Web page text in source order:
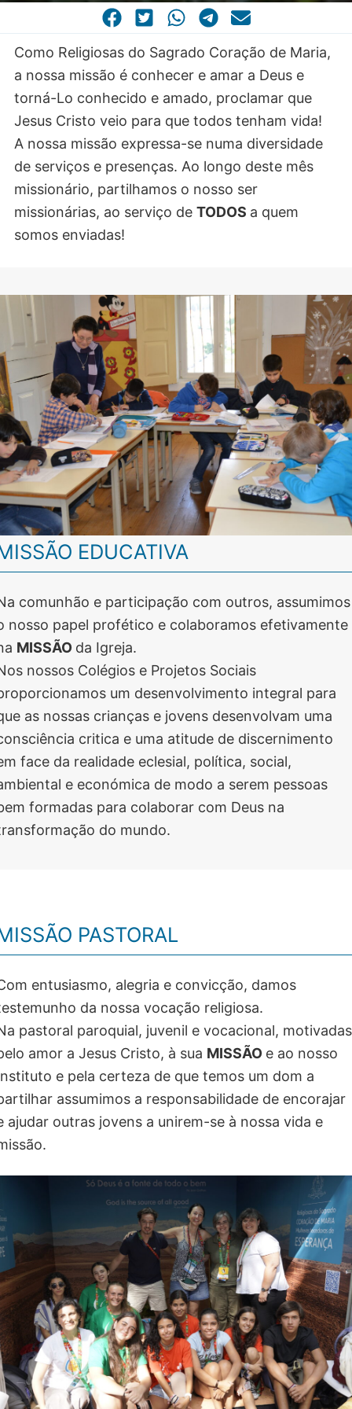
CASA COMUM
POR VOCAÇÃO
Como Religiosas do Sagrado Coração de Maria,
a nossa missão é conhecer e amar a Deus e
torná-Lo conhecido e amado, proclamar que
Jesus Cristo veio para que todos tenham vida!
A nossa missão expressa-se numa diversidade
de serviços e presenças. Ao longo deste mês
missionário, partilhamos o nosso ser
missionárias, ao serviço de TODOS a quem
somos enviadas!
EDUCATIVA
comunhão e participação com outros, assumimos
nosso papel profético e colaboramos efetivamente
MISSÃO da Igreja.
nossos Colégios e Projetos Sociais
um desenvolvimento integral para
as nossas crianças e jovens desenvolvam uma
critica e uma atitude de discernimento
face da realidade eclesial, política, social,
e económica de modo a serem pessoas
formadas para colaborar com Deus na
do mundo.
PASTORAL
entusiasmo, alegria e convicção, damos
da nossa vocação religiosa.
pastoral paroquial, juvenil e vocacional, motivadas
amor a Jesus Cristo, à sua MISSÃO e ao nosso
e pela certeza de que temos um dom a
assumimos a responsabilidade de encorajar
ajudar outras jovens a unirem-se à nossa vida e